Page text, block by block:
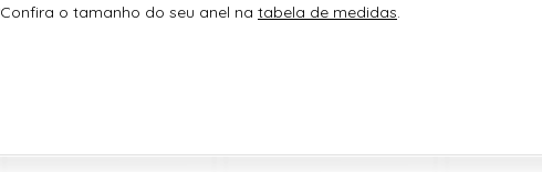
o tamanho do seu anel na tabela de medidas.